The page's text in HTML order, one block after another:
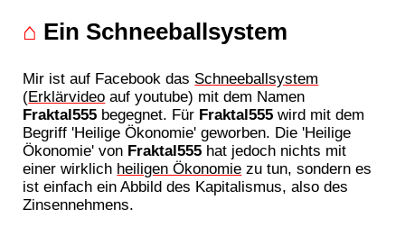
⌂ Ein Schneeballsystem
Mir ist auf Facebook das Schneeballsystem
(Erklärvideo auf youtube) mit dem Namen
Fraktal555 begegnet. Für Fraktal555 wird mit dem
Begriff 'Heilige Ökonomie' geworben. Die 'Heilige
Ökonomie' von Fraktal555 hat jedoch nichts mit
einer wirklich heiligen Ökonomie zu tun, sondern es
ist einfach ein Abbild des Kapitalismus, also des
Zinsennehmens.